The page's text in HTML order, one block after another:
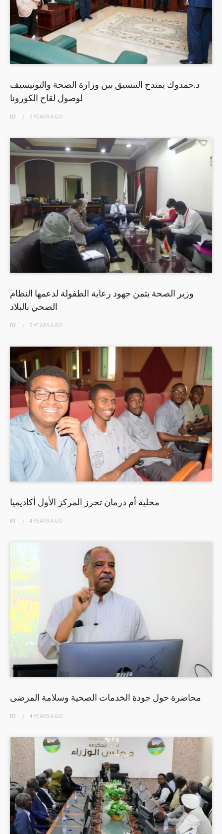
د.حمدوك يمتدح التنسيق بين وزارة الصحة واليونيسيف
لوصول لقاح الكورونا
BY 5 YEARSAGO
وزير الصحة يثمن جهود رعاية الطفولة لدعمها النظام
الصحي بالبلاد
BY 5 YEARSAGO
محلية أم درمان تحرز المركز الأول أكاديميا
BY 4 YEARSAGO
محاضرة حول جودة الخدمات الصحية وسلامة المرضى
BY 4 YEARSAGO